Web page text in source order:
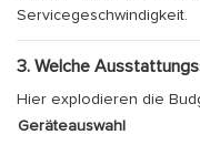
Servicegeschwindigkeit.
3. Welche
Hier explodieren die
Geräteauswahl